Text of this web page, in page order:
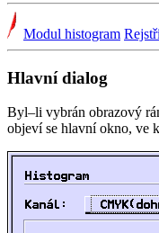
Modul histogram
Hlavní dialog
Byl–li vybrán obrazový
objeví se hlavní okno, ve